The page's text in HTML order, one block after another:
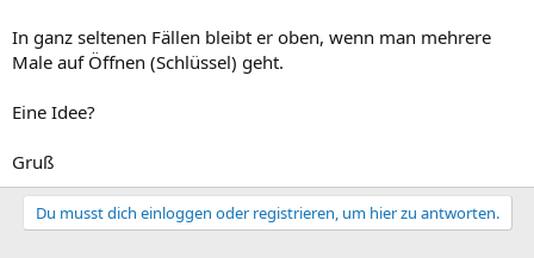
In ganz seltenen Fällen bleibt er oben, wenn man mehrere
Male auf Öffnen (Schlüssel) geht.
Eine Idee?
Gruß
Du musst dich einloggen oder registrieren, um hier zu antworten.